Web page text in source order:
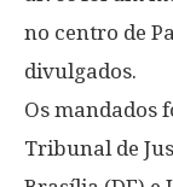
no centro de
divulgados.
Os mandados
Tribunal de